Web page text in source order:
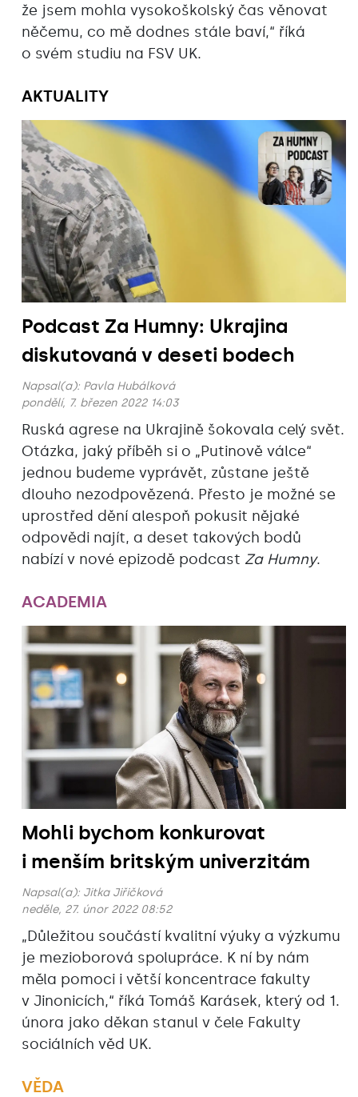
že jsem mohla vysokoškolský čas věnovat
něčemu, co mě dodnes stále baví,“ říká
o svém studiu na FSV UK.
AKTUALITY
Podcast Za Humny: Ukrajina
diskutovaná v deseti bodech
Napsal(a): Pavla Hubálková
pondělí, 7. březen 2022 14:03
Ruská agrese na Ukrajině šokovala celý svět.
Otázka, jaký příběh si o „Putinově válce“
jednou budeme vyprávět, zůstane ještě
dlouho nezodpovězená. Přesto je možné se
uprostřed dění alespoň pokusit nějaké
odpovědi najít, a deset takových bodů
nabízí v nové epizodě podcast Za Humny.
ACADEMIA
Mohli bychom konkurovat
i menším britským univerzitám
Napsal(a): Jitka Jiřičková
neděle, 27. únor 2022 08:52
„Důležitou součástí kvalitní výuky a výzkumu
je mezioborová spolupráce. K ní by nám
měla pomoci i větší koncentrace fakulty
v Jinonicích,“ říká Tomáš Karásek, který od 1.
února jako děkan stanul v čele Fakulty
sociálních věd UK.
VĚDA